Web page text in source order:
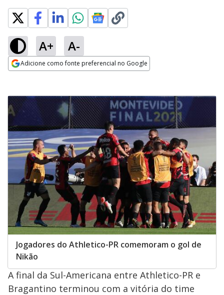
A+ A-
Adicione como fonte preferencial no Google
Jogadores do Athletico-PR comemoram o gol de
Nikão
A final da Sul-Americana entre Athletico-PR e
Bragantino terminou com a vitória do time